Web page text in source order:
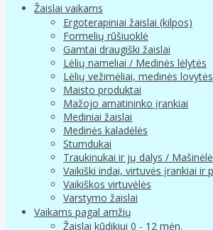
Žaislai vaikams
Ergoterapiniai žaislai (kilpos)
Formelių rūšiuoklė
Gamtai draugiški žaislai
Lėlių nameliai / Medinės lėlytės
Lėlių vežimėliai, medinės lovytės
Maisto produktai
Mažojo amatininko įrankiai
Mediniai žaislai
Medinės kaladėlės
Stumdukai
Traukinukai ir jų dalys /
Vaikiški indai, virtuvės įrankiai ir
Vaikiškos virtuvėlės
Varstymo žaislai
Vaikams pagal amžių
Žaislai kūdikiui 0 - 12 mėn.